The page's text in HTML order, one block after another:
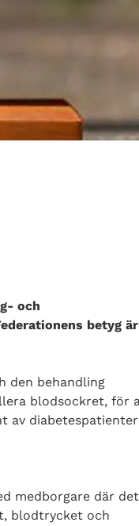
och
betyg är
den behandling
blodsockret, för
av
medborgare där det
blodtrycket och